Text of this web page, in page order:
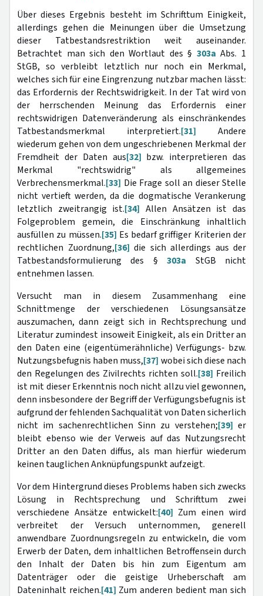
Über dieses Ergebnis besteht im Schrifttum Einigkeit,
allerdings gehen die Meinungen über die Umsetzung
dieser Tatbestandsrestriktion weit auseinander.
Betrachtet man sich den Wortlaut des § 303a Abs. 1
StGB, so verbleibt letztlich nur noch ein Merkmal,
welches sich für eine Eingrenzung nutzbar machen lässt:
das Erfordernis der Rechtswidrigkeit. In der Tat wird von
der herrschenden Meinung das Erfordernis einer
rechtswidrigen Datenveränderung als einschränkendes
Tatbestandsmerkmal interpretiert.[31] Andere
wiederum gehen von dem ungeschriebenen Merkmal der
Fremdheit der Daten aus[32] bzw. interpretieren das
Merkmal "rechtswidrig" als allgemeines
Verbrechensmerkmal.[33] Die Frage soll an dieser Stelle
nicht vertieft werden, da die dogmatische Verankerung
letztlich zweitrangig ist.[34] Allen Ansätzen ist das
Folgeproblem gemein, die Einschränkung inhaltlich
ausfüllen zu müssen.[35] Es bedarf griffiger Kriterien der
rechtlichen Zuordnung,[36] die sich allerdings aus der
Tatbestandsformulierung des §303a StGB nicht
entnehmen lassen.
Versucht man in diesem Zusammenhang eine
Schnittmenge der verschiedenen Lösungsansätze
auszumachen, dann zeigt sich in Rechtsprechung und
Literatur zumindest insoweit Einigkeit, als ein Dritter an
den Daten eine (eigentümerähnliche) Verfügungs- bzw.
Nutzungsbefugnis haben muss,[37] wobei sich diese nach
den Regelungen des Zivilrechts richten soll.[38] Freilich
ist mit dieser Erkenntnis noch nicht allzu viel gewonnen,
denn insbesondere der Begriff der Verfügungsbefugnis ist
aufgrund der fehlenden Sachqualität von Daten sicherlich
nicht im sachenrechtlichen Sinn zu verstehen;[39] er
bleibt ebenso wie der Verweis auf das Nutzungsrecht
Dritter an den Daten diffus, als man hierfür wiederum
keinen tauglichen Anknüpfungspunkt aufzeigt.
Vor dem Hintergrund dieses Problems haben sich zwecks
Lösung in Rechtsprechung und Schrifttum zwei
verschiedene Ansätze entwickelt:[40] Zum einen wird
verbreitet der Versuch unternommen, generell
anwendbare Zuordnungsregeln zu entwickeln, die vom
Erwerb der Daten, dem inhaltlichen Betroffensein durch
den Inhalt der Daten bis hin zum Eigentum am
Datenträger oder die geistige Urheberschaft am
Dateninhalt reichen.[41] Zum anderen bedient man sich